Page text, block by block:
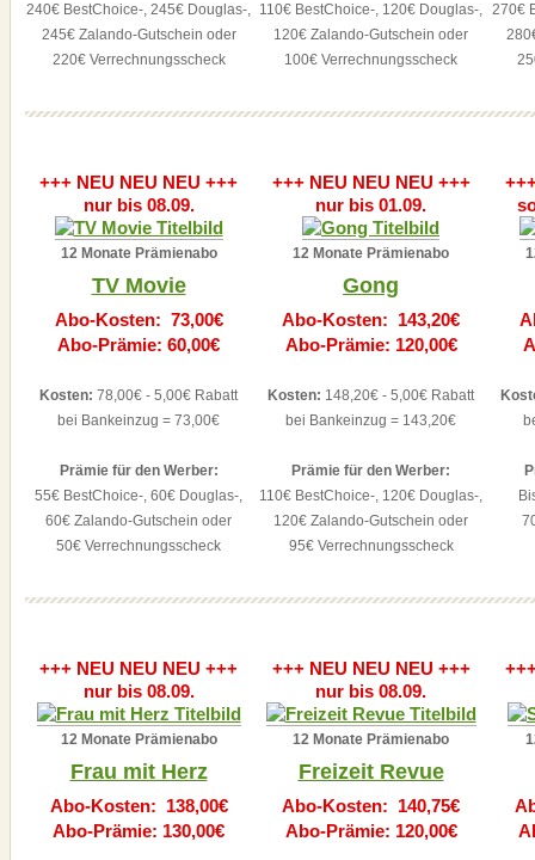
240€ BestChoice-, 245€ Douglas-,
245€ Zalando-Gutschein oder
220€ Verrechnungsscheck
110€ BestChoice-, 120€ Douglas-,
120€ Zalando-Gutschein oder
100€ Verrechnungsscheck
270€
+++ NEU NEU NEU +++
nur bis 08.09.
12 Monate Prämienabo
TV Movie
Abo-Kosten: 73,00€
Abo-Prämie: 60,00€
Kosten: 78,00€ - 5,00€ Rabatt
bei Bankeinzug = 73,00€
Prämie für den Werber:
55€ BestChoice-, 60€ Douglas-,
60€ Zalando-Gutschein oder
50€ Verrechnungsscheck
+++ NEU NEU NEU +++
nur bis 01.09.
12 Monate Prämienabo
Gong
Abo-Kosten: 143,20€
Abo-Prämie: 120,00€
Kosten: 148,20€ - 5,00€ Rabatt
bei Bankeinzug = 143,20€
Prämie für den Werber:
110€ BestChoice-, 120€ Douglas-,
120€ Zalando-Gutschein oder
95€ Verrechnungsscheck
+++ NEU NEU NEU +++
nur bis 08.09.
12 Monate Prämienabo
Frau mit Herz
Abo-Kosten: 138,00€
Abo-Prämie: 130,00€
+++ NEU NEU NEU +++
nur bis 08.09.
12 Monate Prämienabo
Freizeit Revue
Abo-Kosten: 140,75€
Abo-Prämie: 120,00€